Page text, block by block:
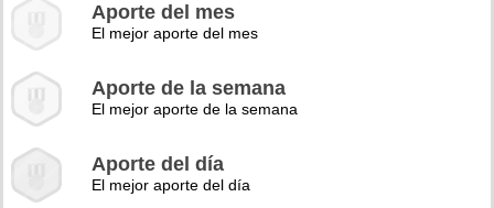
Aporte del mes
El mejor aporte del mes
Aporte de la semana
El mejor aporte de la semana
Aporte del día
El mejor aporte del día